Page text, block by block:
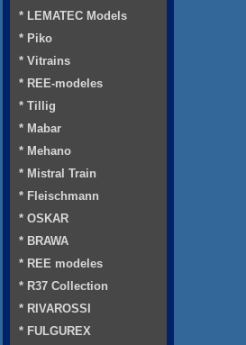
* LEMATEC Models
* Piko
* Vitrains
* REE-modeles
* Tillig
* Mabar
* Mehano
* Mistral Train
* Fleischmann
* OSKAR
* BRAWA
* REE modeles
* R37 Collection
* RIVAROSSI
* FULGUREX